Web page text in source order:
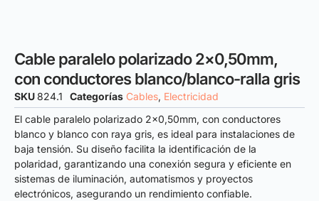
Cable paralelo polarizado 2×0,50mm,
con conductores blanco/blanco-ralla gris
SKU824.1 Categorías Cables, Electricidad
El cable paralelo polarizado 2×0,50mm, con conductores
blanco y blanco con raya gris, es ideal para instalaciones de
baja tensión. Su diseño facilita la identificación de la
polaridad, garantizando una conexión segura y eficiente en
sistemas de iluminación, automatismos y proyectos
electrónicos, asegurando un rendimiento confiable.